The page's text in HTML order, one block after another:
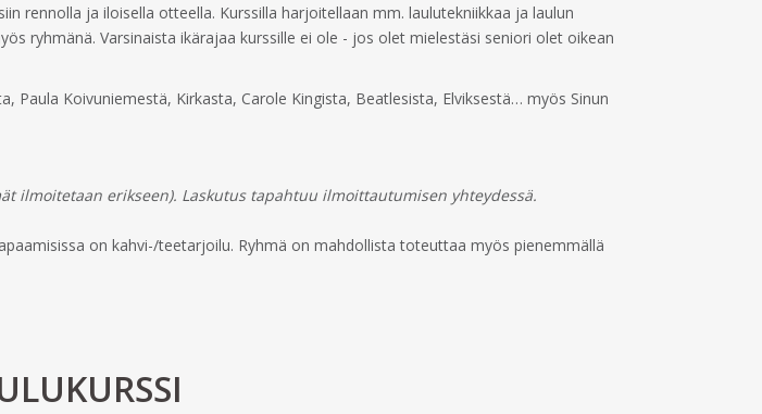
rennolla ja iloisella otteella. Kurssilla harjoitellaan mm. laulutekniikkaa ja laulun
ryhmänä. Varsinaista ikärajaa kurssille ei ole - jos olet mielestäsi seniori olet oikean
Koivuniemestä, Kirkasta, Carole Kingista, Beatlesista, Elviksestä… myös Sinun
ilmoitetaan erikseen). Laskutus tapahtuu ilmoittautumisen yhteydessä.
on kahvi-/teetarjoilu. Ryhmä on mahdollista toteuttaa myös pienemmällä